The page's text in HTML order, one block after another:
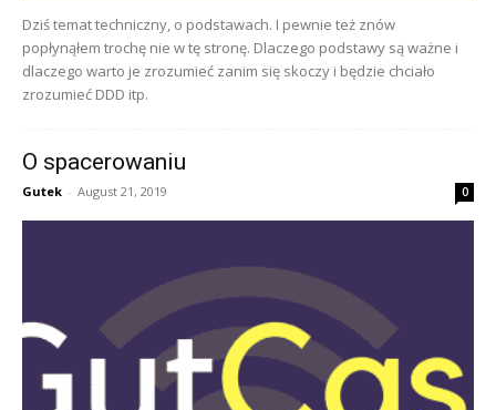
Dziś temat techniczny, o podstawach. I pewnie też znów
popłynąłem trochę nie w tę stronę. Dlaczego podstawy są ważne i
dlaczego warto je zrozumieć zanim się skoczy i będzie chciało
zrozumieć DDD itp.
O spacerowaniu
Gutek - August 21, 2019 0